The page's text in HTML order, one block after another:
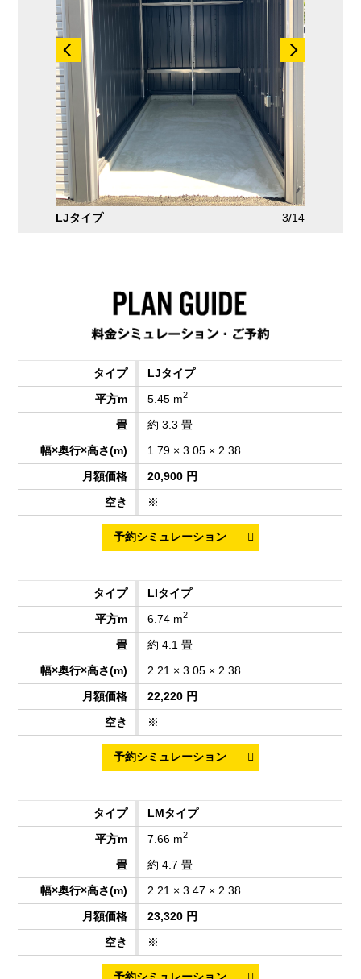
LJタイプ
5.45 m2
約 3.3 畳
1.79 × 3.05 × 2.38
20,900 円
※
LIタイプ
6.74 m2
約 4.1 畳
2.21 × 3.05 × 2.38
22,220 円
※
LMタイプ
7.66 m2
約 4.7 畳
2.21 × 3.47 × 2.38
23,320 円
※